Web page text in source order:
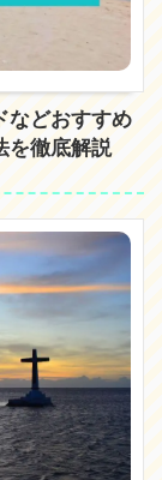
などおすすめ
を徹底解説